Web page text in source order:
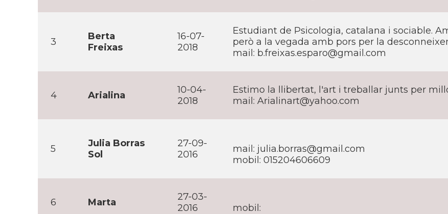
3
Berta
Freixas
16-07-
2018
Estudiant de Psicologia, catalana i sociable.
però a la vegada amb pors per la
mail: b.freixas.esparo@gmail.com
4 Arialina
10-04-
2018
Estimo la llibertat, l'art i treballar junts per
mail: Arialinart@yahoo.com
5
Julia Borras
Sol
27-09-
2016
mail: julia.borras@gmail.com
mobil: 015204606609
6 Marta
27-03-
2016
mobil: